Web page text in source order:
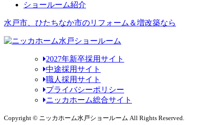
ショールーム紹介
水戸市、ひたちなか市のリフォーム＆増改築なら
2027年新卒採用サイト
中途採用サイト
職人採用サイト
プライバシーポリシー
ニッカホーム総合サイト
Copyright © ニッカホーム水戸ショールーム All Rights Reserved.